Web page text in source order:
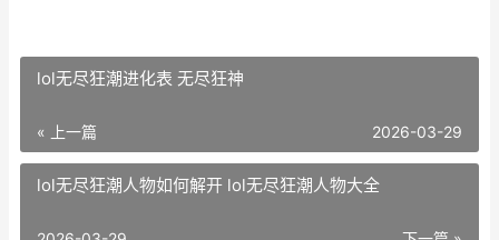
lol无尽狂潮进化表 无尽狂神
« 上一篇 2026-03-29
lol无尽狂潮人物如何解开 lol无尽狂潮人物大全